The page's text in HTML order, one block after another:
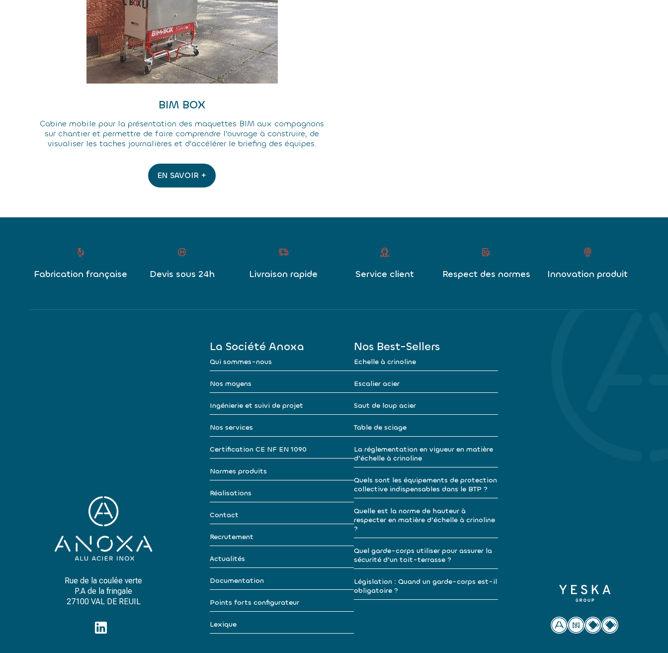
BIM BOX
Cabine mobile pour la présentation des maquettes BIM aux compagnons
sur chantier et permettre de faire comprendre l'ouvrage à construire, de
visualiser les taches journalières et d'accélérer le briefing des équipes.
EN SAVOIR +
Fabrication française Devis sous 24h Livraison rapide Service client Respect des normes Innovation produit
Rue de la coulée verte
P.A de la fringale
27100 VAL DE REUIL
La Société Anoxa
Qui sommes-nous
Nos moyens
Ingénierie et suivi de projet
Nos services
Certification CE NF EN 1090
Normes produits
Réalisations
Contact
Recrutement
Actualités
Documentation
Points forts configurateur
Lexique
Nos Best-Sellers
Echelle à crinoline
Escalier acier
Saut de loup acier
Table de sciage
La réglementation en vigueur en matière
d’échelle à crinoline
Quels sont les équipements de protection
collective indispensables dans le BTP ?
Quelle est la norme de hauteur à
respecter en matière d’échelle à crinoline
?
Quel garde-corps utiliser pour assurer la
sécurité d’un toit-terrasse ?
Législation : Quand un garde-corps est-il
obligatoire ?